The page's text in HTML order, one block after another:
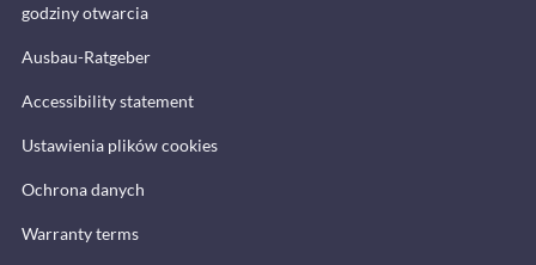
godziny otwarcia
Ausbau-Ratgeber
Accessibility statement
Ustawienia plików cookies
Ochrona danych
Warranty terms